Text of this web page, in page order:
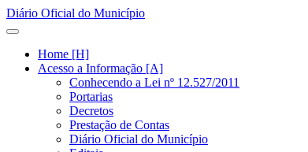
Diário Oficial do Município
Home [H]
Acesso a Informação [A]
Conhecendo a Lei nº 12.527/2011
Portarias
Decretos
Prestação de Contas
Diário Oficial do Município